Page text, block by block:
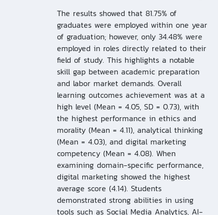
The results showed that 81.75% of
graduates were employed within one year
of graduation; however, only 34.48% were
employed in roles directly related to their
field of study. This highlights a notable
skill gap between academic preparation
and labor market demands. Overall
learning outcomes achievement was at a
high level (Mean = 4.05, SD = 0.73), with
the highest performance in ethics and
morality (Mean = 4.11), analytical thinking
(Mean = 4.03), and digital marketing
competency (Mean = 4.08). When
examining domain-specific performance,
digital marketing showed the highest
average score (4.14). Students
demonstrated strong abilities in using
tools such as Social Media Analytics, AI-